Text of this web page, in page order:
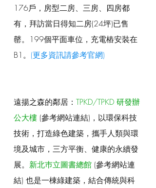
176戶，房型二房、三房、四房都
有，拜訪當日得知二房(24坪)已售
罄。199個平面車位，充電樁安裝在
B1。 (更多資訊請參考官網)
遠揚之森的鄰居： TPKD/TPKD 研發辦
公大樓 (參考網站連結)，以環保科技
技術，打造綠色建築，攜手人類與環
境及城市，三方平衡、健康的永續發
展。 新北巿立圖書總館 (參考網站連
結) 也是一棟綠建築，結合傳統與科